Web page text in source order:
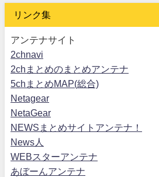
リンク集
アンテナサイト
2chnavi
2chまとめのまとめアンテナ
5chまとめMAP(総合)
Netagear
NetaGear
NEWSまとめサイトアンテナ！
News人
WEBスターアンテナ
あぼーんアンテナ